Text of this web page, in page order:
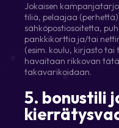
Jokaisen
tiliä, pelaajaa
sähköpostiosoitetta,
pankkikorttia ja/tai
(esim. koulu, kirjasto tai
havaitaan rikkovan
takavarikoidaan.
5. bonustili